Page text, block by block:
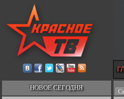
НОВОЕ СЕГОДНЯ